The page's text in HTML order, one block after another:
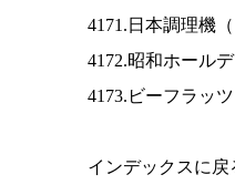
4171.日本調理機（
4172.昭和ホール
4173.ビーフラッ
インデックスに戻